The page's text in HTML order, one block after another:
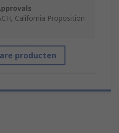
California Proposition
producten